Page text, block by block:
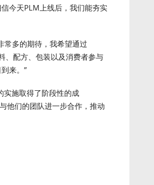
今天PLM上线后，我们能夯实
常多的期待，我希望通过
、配方、包装以及消费者参与
来。”
实施取得了阶段性的成
他们的团队进一步合作，推动